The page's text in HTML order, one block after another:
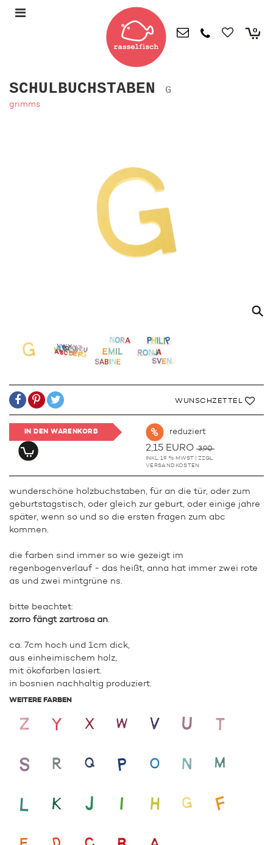
0
SCHULBUCHSTABEN G
grimms
WUNSCHZETTEL
IN DEN WARENKORB reduziert
2,15 EURO 3,90
INKL. 19 % MWST | ZZGL.
VERSANDKOSTEN
wunderschöne holzbuchstaben, für an die tür, oder zum
geburtstagstisch, oder gleich zur geburt, oder einige jahre
später, wenn so und so die ersten fragen zum abc
kommen.
die farben sind immer so wie gezeigt im
regenbogenverlauf - das heißt, anna hat immer zwei rote
as und zwei mintgrüne ns.
bitte beachtet:
zorro fängt zartrosa an.
ca. 7cm hoch und 1cm dick,
aus einheimischem holz,
mit ökofarben lasiert.
in bosnien nachhaltig produziert.
WEITERE FARBEN